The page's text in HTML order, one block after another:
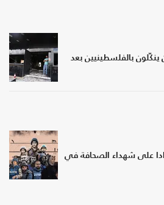
بالفلسطينيين بعد
حدادا على شهداء الصحافة في